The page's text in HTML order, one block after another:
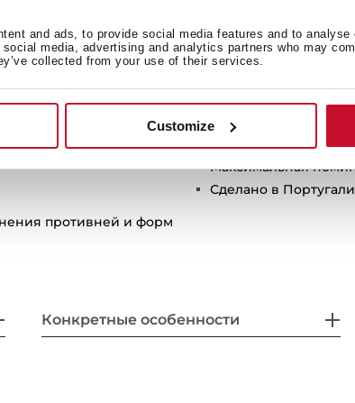
and ads, to provide social media features and to
media, advertising and analytics partners who may
collected from your use of their services.
Customize
су-вид
пакетов
и запечатывания
пленки /
противней и форм
Нагревательная
запечатывания
Весы работают от
Мощность
Ящик оснащен
Подсветка LED
Максимальная
Сделано в
Конкретные особенности